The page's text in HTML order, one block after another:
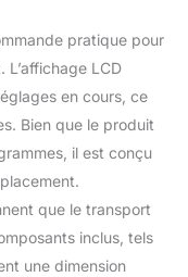
pratique pour
L’affichage LCD
en cours, ce
Bien que le produit
il est conçu
que le transport
inclus, tels
une dimension